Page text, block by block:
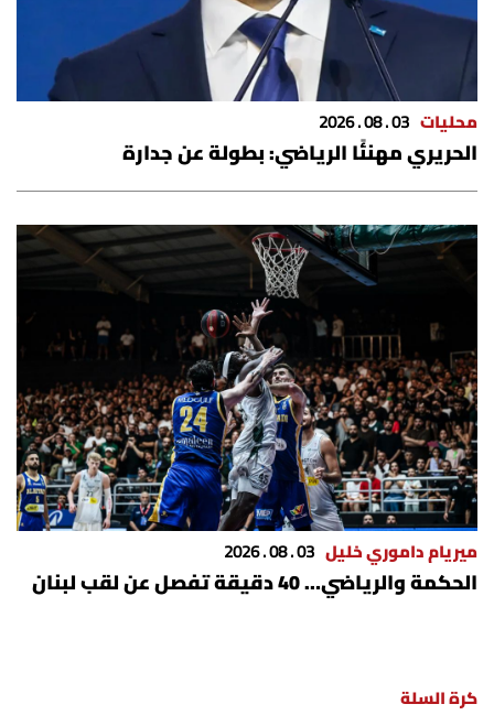
محليات 03 . 08 . 2026
الحريري مهنئًا الرياضي: بطولة عن جدارة
ميريام داموري خليل 03 . 08 . 2026
الحكمة والرياضي… 40 دقيقة تفصل عن لقب لبنان
كرة السلة